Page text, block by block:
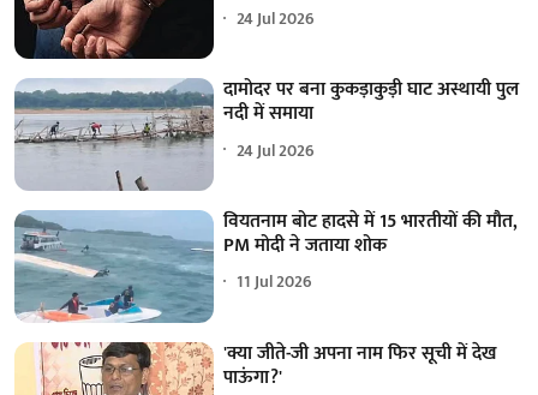
24 Jul 2026
दामोदर पर बना कुकड़ाकुड़ी घाट अस्थायी पुल
नदी में समाया
24 Jul 2026
वियतनाम बोट हादसे में 15 भारतीयों की मौत,
PM मोदी ने जताया शोक
11 Jul 2026
'क्या जीते-जी अपना नाम फिर सूची में देख
पाऊंगा?'